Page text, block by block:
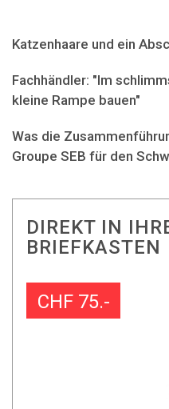
Katzenhaare und ein
Fachhändler: "Im
kleine Rampe bauen"
Was die
Groupe SEB für den
DIREKT IN
BRIEFKASTEN
CHF 75.-